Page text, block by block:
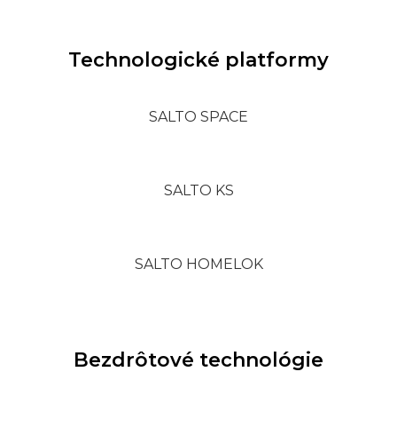
Technologické platformy
SALTO SPACE
SALTO KS
SALTO HOMELOK
Bezdrôtové technológie